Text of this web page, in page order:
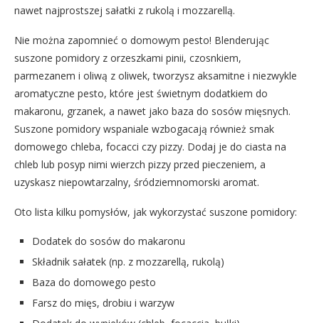
nawet najprostszej sałatki z rukolą i mozzarellą.
Nie można zapomnieć o domowym pesto! Blenderując
suszone pomidory z orzeszkami pinii, czosnkiem,
parmezanem i oliwą z oliwek, tworzysz aksamitne i niezwykle
aromatyczne pesto, które jest świetnym dodatkiem do
makaronu, grzanek, a nawet jako baza do sosów mięsnych.
Suszone pomidory wspaniale wzbogacają również smak
domowego chleba, focacci czy pizzy. Dodaj je do ciasta na
chleb lub posyp nimi wierzch pizzy przed pieczeniem, a
uzyskasz niepowtarzalny, śródziemnomorski aromat.
Oto lista kilku pomysłów, jak wykorzystać suszone pomidory:
Dodatek do sosów do makaronu
Składnik sałatek (np. z mozzarellą, rukolą)
Baza do domowego pesto
Farsz do mięs, drobiu i warzyw